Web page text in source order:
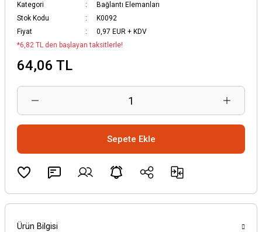
Kategori
Bağlantı Elemanları
Stok Kodu
K0092
Fiyat
0,97 EUR + KDV
*6,82 TL den başlayan taksitlerle!
64,06 TL
Sepete Ekle
Ürün Bilgisi